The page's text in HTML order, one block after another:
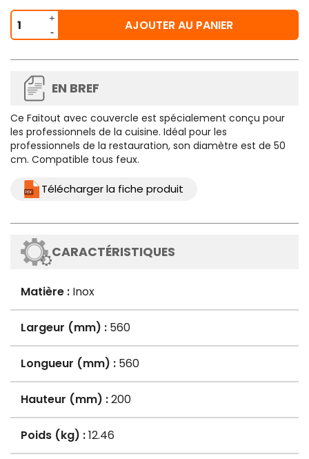
AJOUTER AU PANIER
EN BREF
Ce Faitout avec couvercle est spécialement conçu pour
les professionnels de la cuisine. Idéal pour les
professionnels de la restauration, son diamètre est de 50
cm. Compatible tous feux.
Télécharger la fiche produit
CARACTÉRISTIQUES
Matière : Inox
Largeur (mm) : 560
Longueur (mm) : 560
Hauteur (mm) :200
Poids (kg) :12.46